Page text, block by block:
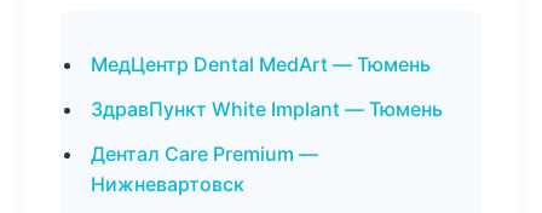
МедЦентр Dental MedArt — Тюмень
ЗдравПункт White Implant — Тюмень
Дентал Care Premium —
Нижневартовск